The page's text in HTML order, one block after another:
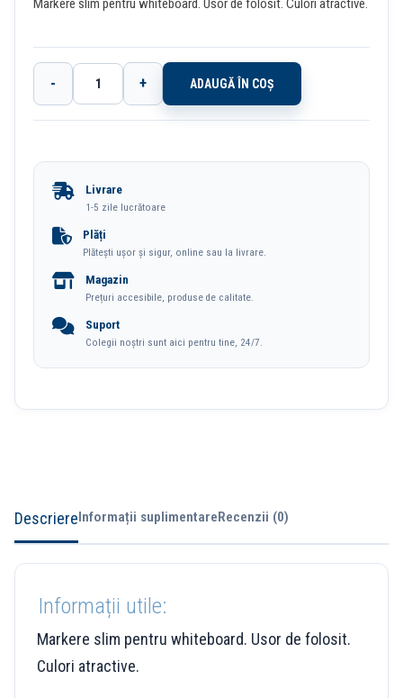
Markere slim pentru whiteboard. Usor de folosit. Culori atractive.
Cantitate
Marker
Slim
Set
Deli
- + ADAUGĂ ÎN COȘ
Livrare
1-5 zile lucrătoare
Plăți
Plătești ușor și sigur, online sau la livrare.
Magazin
Prețuri accesibile, produse de calitate.
Suport
Colegii noștri sunt aici pentru tine, 24/7.
DescriereInformații suplimentareRecenzii (0)
Informații utile:
Markere slim pentru whiteboard. Usor de folosit.
Culori atractive.